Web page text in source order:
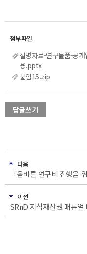
설명자료-연구물품-공
용.pptx
붙임15.zip
답글쓰기
다음
「올바른 연구비 집행을
이전
SRnD 지식재산권 매뉴얼